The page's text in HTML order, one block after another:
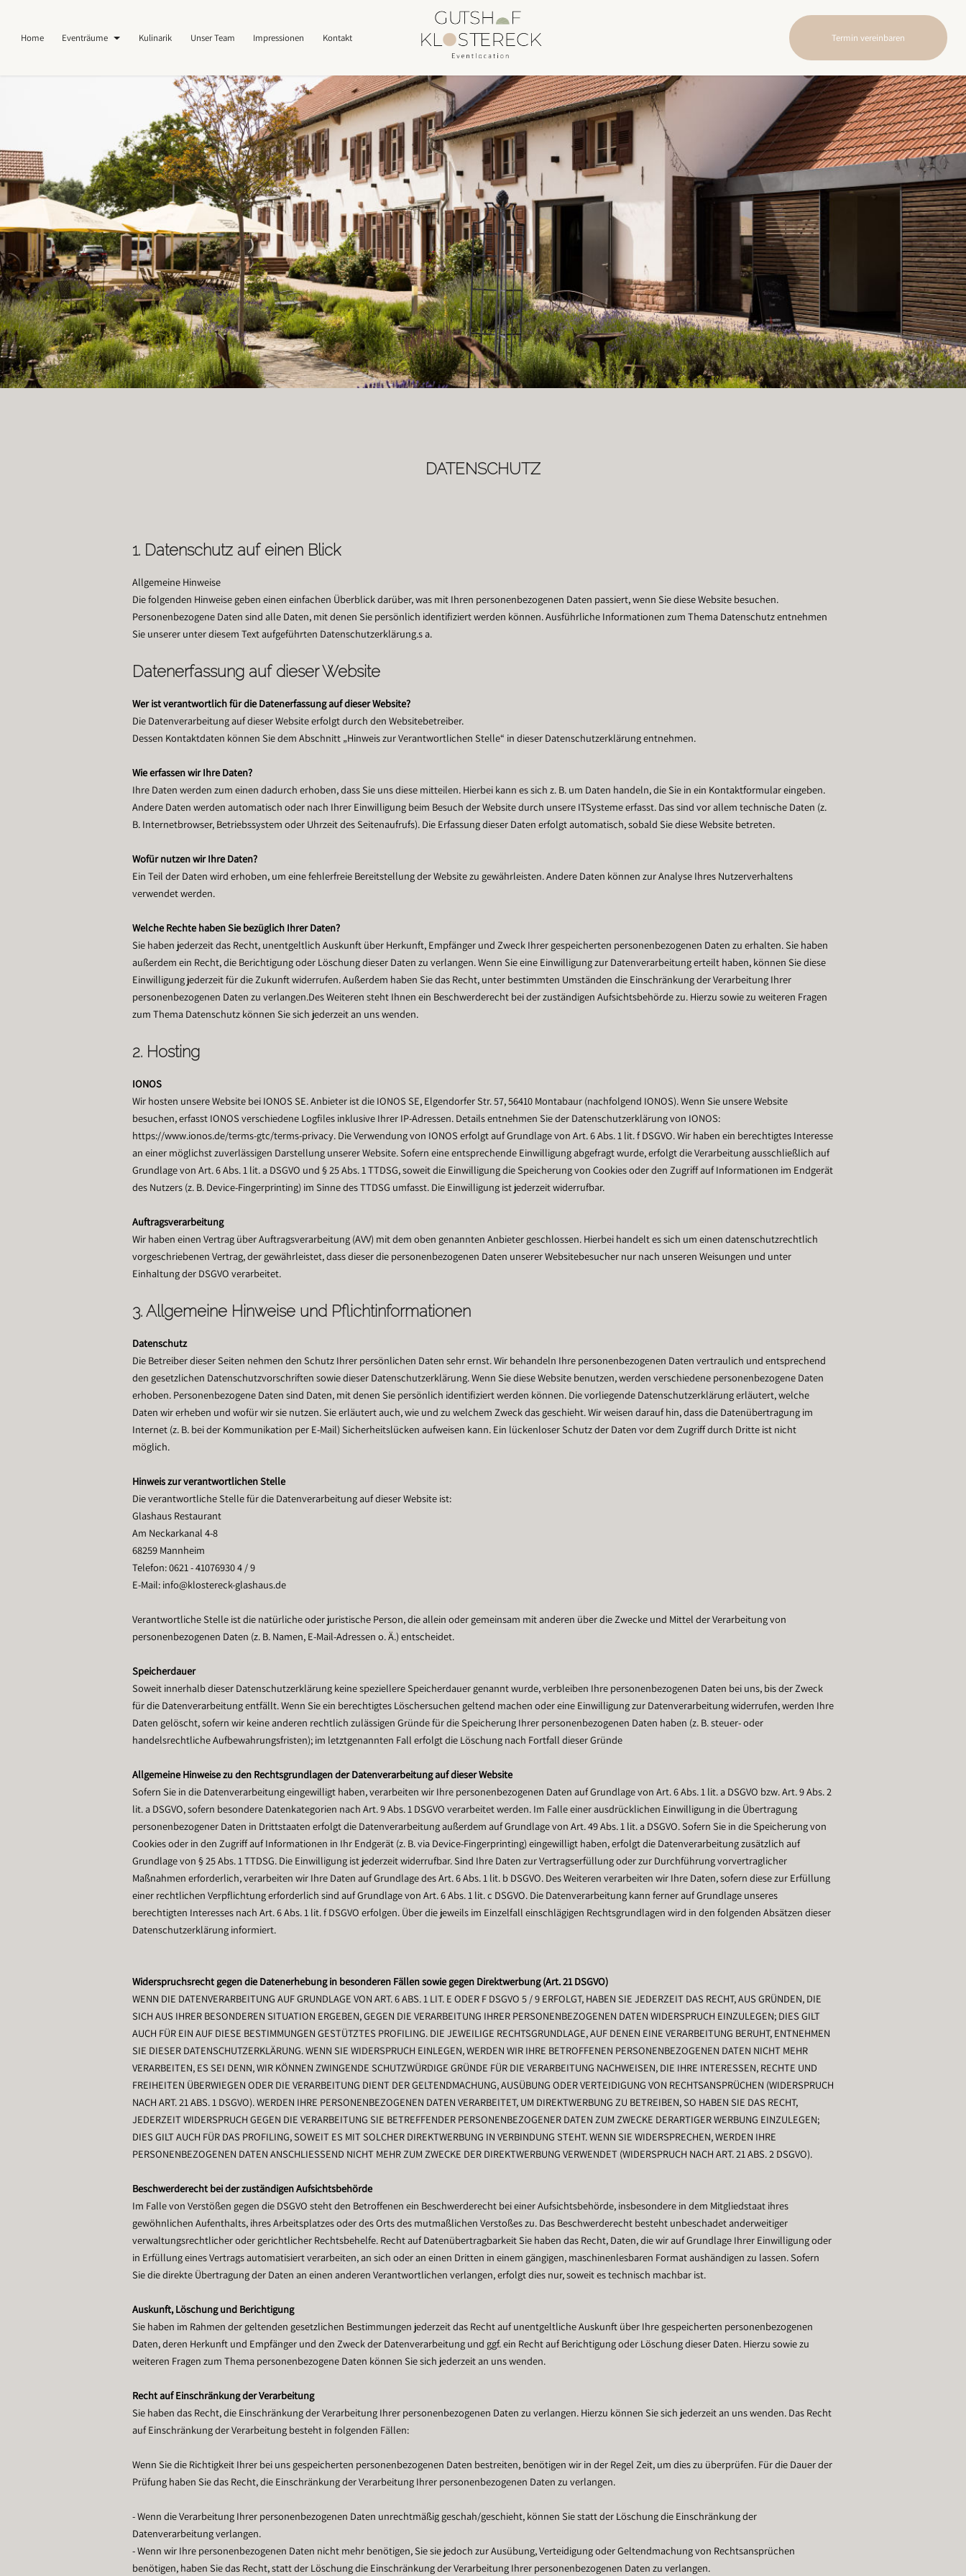
Home Eventräume Kulinarik Unser Team Impressionen Kontakt Termin vereinbaren
DATENSCHUTZ
1. Datenschutz auf einen Blick
Allgemeine Hinweise
Die folgenden Hinweise geben einen einfachen Überblick darüber, was mit Ihren personenbezogenen Daten passiert, wenn Sie diese Website besuchen.
Personenbezogene Daten sind alle Daten, mit denen Sie persönlich identifiziert werden können. Ausführliche Informationen zum Thema Datenschutz entnehmen
Sie unserer unter diesem Text aufgeführten Datenschutzerklärung.s a.
Datenerfassung auf dieser Website
Wer ist verantwortlich für die Datenerfassung auf dieser Website?
Die Datenverarbeitung auf dieser Website erfolgt durch den Websitebetreiber.
Dessen Kontaktdaten können Sie dem Abschnitt „Hinweis zur Verantwortlichen Stelle“ in dieser Datenschutzerklärung entnehmen.
Wie erfassen wir Ihre Daten?
Ihre Daten werden zum einen dadurch erhoben, dass Sie uns diese mitteilen. Hierbei kann es sich z. B. um Daten handeln, die Sie in ein Kontaktformular eingeben.
Andere Daten werden automatisch oder nach Ihrer Einwilligung beim Besuch der Website durch unsere ITSysteme erfasst. Das sind vor allem technische Daten (z.
B. Internetbrowser, Betriebssystem oder Uhrzeit des Seitenaufrufs). Die Erfassung dieser Daten erfolgt automatisch, sobald Sie diese Website betreten.
Wofür nutzen wir Ihre Daten?
Ein Teil der Daten wird erhoben, um eine fehlerfreie Bereitstellung der Website zu gewährleisten. Andere Daten können zur Analyse Ihres Nutzerverhaltens
verwendet werden.
Welche Rechte haben Sie bezüglich Ihrer Daten?
Sie haben jederzeit das Recht, unentgeltlich Auskunft über Herkunft, Empfänger und Zweck Ihrer gespeicherten personenbezogenen Daten zu erhalten. Sie haben
außerdem ein Recht, die Berichtigung oder Löschung dieser Daten zu verlangen. Wenn Sie eine Einwilligung zur Datenverarbeitung erteilt haben, können Sie diese
Einwilligung jederzeit für die Zukunft widerrufen. Außerdem haben Sie das Recht, unter bestimmten Umständen die Einschränkung der Verarbeitung Ihrer
personenbezogenen Daten zu verlangen.Des Weiteren steht Ihnen ein Beschwerderecht bei der zuständigen Aufsichtsbehörde zu. Hierzu sowie zu weiteren Fragen
zum Thema Datenschutz können Sie sich jederzeit an uns wenden.
2. Hosting
IONOS
Wir hosten unsere Website bei IONOS SE. Anbieter ist die IONOS SE, Elgendorfer Str. 57, 56410 Montabaur (nachfolgend IONOS). Wenn Sie unsere Website
besuchen, erfasst IONOS verschiedene Logfiles inklusive Ihrer IP-Adressen. Details entnehmen Sie der Datenschutzerklärung von IONOS:
https://www.ionos.de/terms-gtc/terms-privacy. Die Verwendung von IONOS erfolgt auf Grundlage von Art. 6 Abs. 1 lit. f DSGVO. Wir haben ein berechtigtes Interesse
an einer möglichst zuverlässigen Darstellung unserer Website. Sofern eine entsprechende Einwilligung abgefragt wurde, erfolgt die Verarbeitung ausschließlich auf
Grundlage von Art. 6 Abs. 1 lit. a DSGVO und § 25 Abs. 1 TTDSG, soweit die Einwilligung die Speicherung von Cookies oder den Zugriff auf Informationen im Endgerät
des Nutzers (z. B. Device-Fingerprinting) im Sinne des TTDSG umfasst. Die Einwilligung ist jederzeit widerrufbar.
Auftragsverarbeitung
Wir haben einen Vertrag über Auftragsverarbeitung (AVV) mit dem oben genannten Anbieter geschlossen. Hierbei handelt es sich um einen datenschutzrechtlich
vorgeschriebenen Vertrag, der gewährleistet, dass dieser die personenbezogenen Daten unserer Websitebesucher nur nach unseren Weisungen und unter
Einhaltung der DSGVO verarbeitet.
3. Allgemeine Hinweise und Pflichtinformationen
Datenschutz
Die Betreiber dieser Seiten nehmen den Schutz Ihrer persönlichen Daten sehr ernst. Wir behandeln Ihre personenbezogenen Daten vertraulich und entsprechend
den gesetzlichen Datenschutzvorschriften sowie dieser Datenschutzerklärung. Wenn Sie diese Website benutzen, werden verschiedene personenbezogene Daten
erhoben. Personenbezogene Daten sind Daten, mit denen Sie persönlich identifiziert werden können. Die vorliegende Datenschutzerklärung erläutert, welche
Daten wir erheben und wofür wir sie nutzen. Sie erläutert auch, wie und zu welchem Zweck das geschieht. Wir weisen darauf hin, dass die Datenübertragung im
Internet (z. B. bei der Kommunikation per E-Mail) Sicherheitslücken aufweisen kann. Ein lückenloser Schutz der Daten vor dem Zugriff durch Dritte ist nicht
möglich.
Hinweis zur verantwortlichen Stelle
Die verantwortliche Stelle für die Datenverarbeitung auf dieser Website ist:
Glashaus Restaurant
Am Neckarkanal 4-8
68259 Mannheim
Telefon: 0621 - 41076930 4 / 9
E-Mail: info@klostereck-glashaus.de
Verantwortliche Stelle ist die natürliche oder juristische Person, die allein oder gemeinsam mit anderen über die Zwecke und Mittel der Verarbeitung von
personenbezogenen Daten (z. B. Namen, E-Mail-Adressen o. Ä.) entscheidet.
Speicherdauer
Soweit innerhalb dieser Datenschutzerklärung keine speziellere Speicherdauer genannt wurde, verbleiben Ihre personenbezogenen Daten bei uns, bis der Zweck
für die Datenverarbeitung entfällt. Wenn Sie ein berechtigtes Löschersuchen geltend machen oder eine Einwilligung zur Datenverarbeitung widerrufen, werden Ihre
Daten gelöscht, sofern wir keine anderen rechtlich zulässigen Gründe für die Speicherung Ihrer personenbezogenen Daten haben (z. B. steuer- oder
handelsrechtliche Aufbewahrungsfristen); im letztgenannten Fall erfolgt die Löschung nach Fortfall dieser Gründe
Allgemeine Hinweise zu den Rechtsgrundlagen der Datenverarbeitung auf dieser Website
Sofern Sie in die Datenverarbeitung eingewilligt haben, verarbeiten wir Ihre personenbezogenen Daten auf Grundlage von Art. 6 Abs. 1 lit. a DSGVO bzw. Art. 9 Abs. 2
lit. a DSGVO, sofern besondere Datenkategorien nach Art. 9 Abs. 1 DSGVO verarbeitet werden. Im Falle einer ausdrücklichen Einwilligung in die Übertragung
personenbezogener Daten in Drittstaaten erfolgt die Datenverarbeitung außerdem auf Grundlage von Art. 49 Abs. 1 lit. a DSGVO. Sofern Sie in die Speicherung von
Cookies oder in den Zugriff auf Informationen in Ihr Endgerät (z. B. via Device-Fingerprinting) eingewilligt haben, erfolgt die Datenverarbeitung zusätzlich auf
Grundlage von § 25 Abs. 1 TTDSG. Die Einwilligung ist jederzeit widerrufbar. Sind Ihre Daten zur Vertragserfüllung oder zur Durchführung vorvertraglicher
Maßnahmen erforderlich, verarbeiten wir Ihre Daten auf Grundlage des Art. 6 Abs. 1 lit. b DSGVO. Des Weiteren verarbeiten wir Ihre Daten, sofern diese zur Erfüllung
einer rechtlichen Verpflichtung erforderlich sind auf Grundlage von Art. 6 Abs. 1 lit. c DSGVO. Die Datenverarbeitung kann ferner auf Grundlage unseres
berechtigten Interesses nach Art. 6 Abs. 1 lit. f DSGVO erfolgen. Über die jeweils im Einzelfall einschlägigen Rechtsgrundlagen wird in den folgenden Absätzen dieser
Datenschutzerklärung informiert.
Widerspruchsrecht gegen die Datenerhebung in besonderen Fällen sowie gegen Direktwerbung (Art. 21 DSGVO)
WENN DIE DATENVERARBEITUNG AUF GRUNDLAGE VON ART. 6 ABS. 1 LIT. E ODER F DSGVO 5 / 9 ERFOLGT, HABEN SIE JEDERZEIT DAS RECHT, AUS GRÜNDEN, DIE
SICH AUS IHRER BESONDEREN SITUATION ERGEBEN, GEGEN DIE VERARBEITUNG IHRER PERSONENBEZOGENEN DATEN WIDERSPRUCH EINZULEGEN; DIES GILT
AUCH FÜR EIN AUF DIESE BESTIMMUNGEN GESTÜTZTES PROFILING. DIE JEWEILIGE RECHTSGRUNDLAGE, AUF DENEN EINE VERARBEITUNG BERUHT, ENTNEHMEN
SIE DIESER DATENSCHUTZERKLÄRUNG. WENN SIE WIDERSPRUCH EINLEGEN, WERDEN WIR IHRE BETROFFENEN PERSONENBEZOGENEN DATEN NICHT MEHR
VERARBEITEN, ES SEI DENN, WIR KÖNNEN ZWINGENDE SCHUTZWÜRDIGE GRÜNDE FÜR DIE VERARBEITUNG NACHWEISEN, DIE IHRE INTERESSEN, RECHTE UND
FREIHEITEN ÜBERWIEGEN ODER DIE VERARBEITUNG DIENT DER GELTENDMACHUNG, AUSÜBUNG ODER VERTEIDIGUNG VON RECHTSANSPRÜCHEN (WIDERSPRUCH
NACH ART. 21 ABS. 1 DSGVO). WERDEN IHRE PERSONENBEZOGENEN DATEN VERARBEITET, UM DIREKTWERBUNG ZU BETREIBEN, SO HABEN SIE DAS RECHT,
JEDERZEIT WIDERSPRUCH GEGEN DIE VERARBEITUNG SIE BETREFFENDER PERSONENBEZOGENER DATEN ZUM ZWECKE DERARTIGER WERBUNG EINZULEGEN;
DIES GILT AUCH FÜR DAS PROFILING, SOWEIT ES MIT SOLCHER DIREKTWERBUNG IN VERBINDUNG STEHT. WENN SIE WIDERSPRECHEN, WERDEN IHRE
PERSONENBEZOGENEN DATEN ANSCHLIESSEND NICHT MEHR ZUM ZWECKE DER DIREKTWERBUNG VERWENDET (WIDERSPRUCH NACH ART. 21 ABS. 2 DSGVO).
Beschwerderecht bei der zuständigen Aufsichtsbehörde
Im Falle von Verstößen gegen die DSGVO steht den Betroffenen ein Beschwerderecht bei einer Aufsichtsbehörde, insbesondere in dem Mitgliedstaat ihres
gewöhnlichen Aufenthalts, ihres Arbeitsplatzes oder des Orts des mutmaßlichen Verstoßes zu. Das Beschwerderecht besteht unbeschadet anderweitiger
verwaltungsrechtlicher oder gerichtlicher Rechtsbehelfe. Recht auf Datenübertragbarkeit Sie haben das Recht, Daten, die wir auf Grundlage Ihrer Einwilligung oder
in Erfüllung eines Vertrags automatisiert verarbeiten, an sich oder an einen Dritten in einem gängigen, maschinenlesbaren Format aushändigen zu lassen. Sofern
Sie die direkte Übertragung der Daten an einen anderen Verantwortlichen verlangen, erfolgt dies nur, soweit es technisch machbar ist.
Auskunft, Löschung und Berichtigung
Sie haben im Rahmen der geltenden gesetzlichen Bestimmungen jederzeit das Recht auf unentgeltliche Auskunft über Ihre gespeicherten personenbezogenen
Daten, deren Herkunft und Empfänger und den Zweck der Datenverarbeitung und ggf. ein Recht auf Berichtigung oder Löschung dieser Daten. Hierzu sowie zu
weiteren Fragen zum Thema personenbezogene Daten können Sie sich jederzeit an uns wenden.
Recht auf Einschränkung der Verarbeitung
Sie haben das Recht, die Einschränkung der Verarbeitung Ihrer personenbezogenen Daten zu verlangen. Hierzu können Sie sich jederzeit an uns wenden. Das Recht
auf Einschränkung der Verarbeitung besteht in folgenden Fällen:
Wenn Sie die Richtigkeit Ihrer bei uns gespeicherten personenbezogenen Daten bestreiten, benötigen wir in der Regel Zeit, um dies zu überprüfen. Für die Dauer der
Prüfung haben Sie das Recht, die Einschränkung der Verarbeitung Ihrer personenbezogenen Daten zu verlangen.
- Wenn die Verarbeitung Ihrer personenbezogenen Daten unrechtmäßig geschah/geschieht, können Sie statt der Löschung die Einschränkung der
Datenverarbeitung verlangen.
- Wenn wir Ihre personenbezogenen Daten nicht mehr benötigen, Sie sie jedoch zur Ausübung, Verteidigung oder Geltendmachung von Rechtsansprüchen
benötigen, haben Sie das Recht, statt der Löschung die Einschränkung der Verarbeitung Ihrer personenbezogenen Daten zu verlangen.